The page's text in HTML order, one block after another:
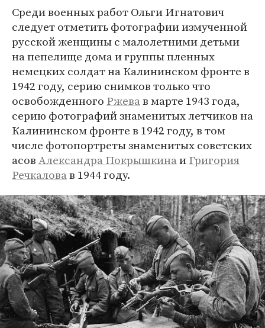
Среди военных работ Ольги Игнатович
следует отметить фотографии измученной
русской женщины с малолетними детьми
на пепелище дома и группы пленных
немецких солдат на Калининском фронте в
1942 году, серию снимков только что
освобожденного Ржевав марте 1943 года,
серию фотографий знаменитых летчиков на
Калининском фронте в 1942 году, в том
числе фотопортреты знаменитых советских
асовАлександра ПокрышкинаиГригория
Речкаловав 1944 году.